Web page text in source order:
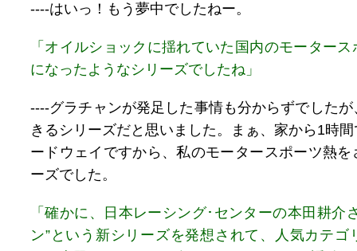
----はいっ！もう夢中でしたねー。
「オイルショックに揺れていた国内のモーター
になったようなシリーズでしたね」
----グラチャンが発足した事情も分からずでした
きるシリーズだと思いました。まぁ、家から1時
ードウェイですから、私のモータースポーツ熱
ーズでした。
「確かに、日本レーシング･センターの本田耕介
ン”という新シリーズを発想されて、人気カテゴ